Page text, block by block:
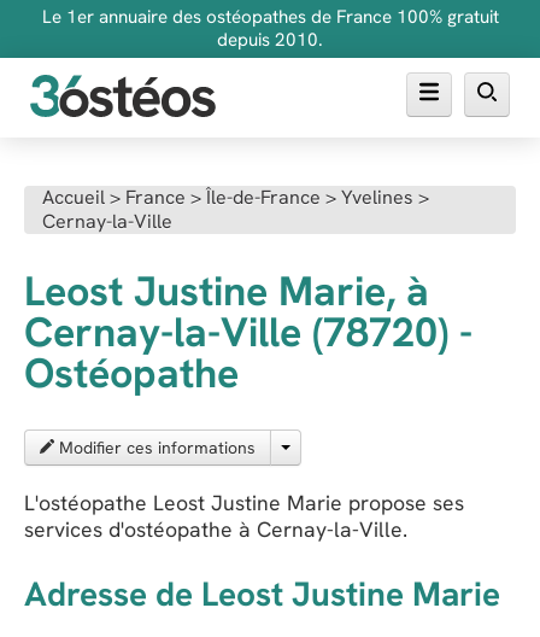
Le 1er annuaire des ostéopathes de France 100% gratuit
depuis 2010.
FAQ
Inscrire son cabinet
Accueil> France >Île-de-France >Yvelines >
Cernay-la-Ville
Leost Justine Marie, à
Cernay-la-Ville (78720) -
Ostéopathe
Modifier ces informations
L'ostéopathe Leost Justine Marie propose ses
services d'ostéopathe à Cernay-la-Ville.
Adresse de Leost Justine Marie